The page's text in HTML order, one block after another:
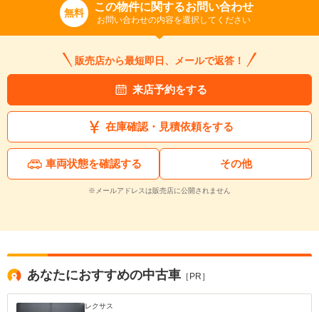
無料 この物件に関するお問い合わせ
お問い合わせの内容を選択してください
販売店から最短即日、メールで返答！
来店予約をする
在庫確認・見積依頼をする
車両状態を確認する その他
※メールアドレスは販売店に公開されません
あなたにおすすめの中古車 ［PR］
レクサス
※次回問い合わせをする際に自動入力されます
※保存された情報は90日で破棄されます